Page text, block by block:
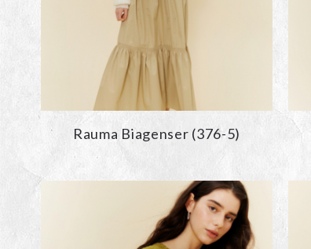
Rauma Biagenser (376-5)